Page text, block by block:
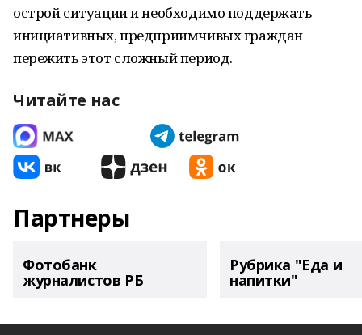
острой ситуации и необходимо поддержать
инициативных, предприимчивых граждан
пережить этот сложный период.
Читайте нас
Партнеры
Фотобанк
журналистов РБ
Рубрика "Еда и
напитки"